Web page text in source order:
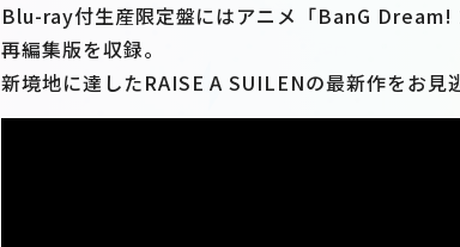
Blu-ray付生産限定盤にはアニメ「BanG
再編集版を収録。
新境地に達したRAISE A SUILENの最新作をお見